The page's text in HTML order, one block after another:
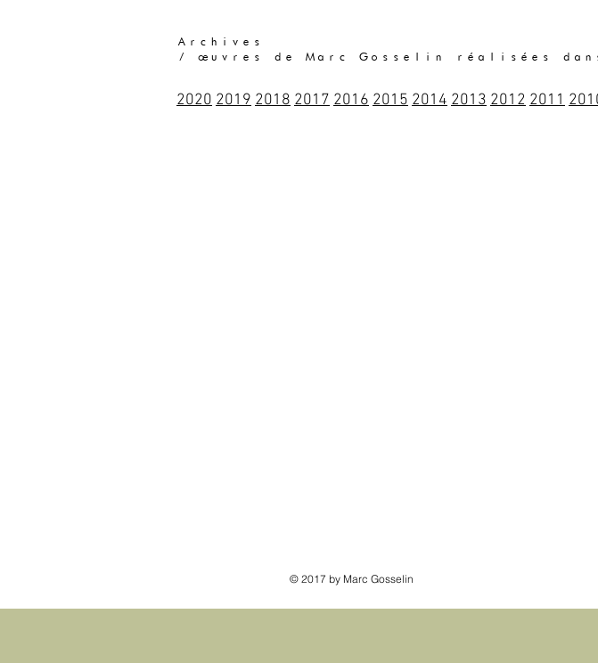
Archives
/ œuvres de Marc Gosselin réalisées
2020 2019 2018 2017 2016 2015 2014 2013 2012 2011
© 2017 by Marc Gosselin